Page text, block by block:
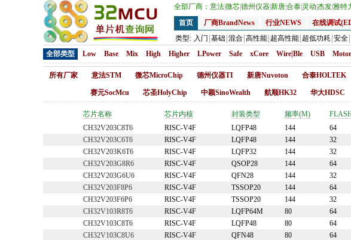
全部厂商： 意法微芯德州仪器新唐合泰 灵动 杰发雅特
首页
厂商BrandNews 行业NEWS 在线调试
类型: 入门 基础 混合 高性能 超高性能 超低功耗 安全
全部类型
Low Base Mix High Higher LPower Safe xCore Wire|Ble USB
所有厂家 意法STM 微芯MicroChip 德州仪器TI 新唐Nuvoton 合泰HOLTEK
赛元SocMcu 芯圣HolyChip 中颖SinoWealth 航顺HK32 华大HDSC
芯片名称 芯片内核 封装类型 频率(M)
CH32V203C8T6
RISC-V4F LQFP48 144 64
CH32V203C6T6
RISC-V4F LQFP48 144 32
CH32V203K6T6
RISC-V4F LQFP32 144 32
CH32V203G8R6
RISC-V4F QSOP28 144 64
CH32V203G6U6
RISC-V4F QFN28 144 32
CH32V203F8P6
RISC-V4F TSSOP20 144 64
CH32V203F6P6
RISC-V4F TSSOP20 144 32
CH32V103R8T6
RISC-V4F LQFP64M 80 64
CH32V103C8T6
RISC-V4F LQFP48 80 64
CH32V103C8U6
RISC-V4F QFN48 80 64